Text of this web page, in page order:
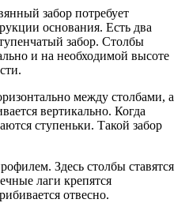
забор потребует
основания. Есть два
забор. Столбы
и на необходимой высоте
между столбами, а
вертикально. Когда
ступеньки. Такой забор
Здесь столбы ставятся
лаги крепятся
отвесно.